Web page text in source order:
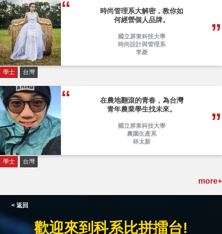
時尚管理系大解密，教你如
何經營個人品牌。
國立屏東科技大學
時尚設計與管理系
李菱
學士 台灣
在農地翻滾的青春，為台灣
青年農業學生找未來。
國立屏東科技大學
農園生產系
林太新
學士 台灣
more+
< 返回
歡迎來到科系比拼擂台!